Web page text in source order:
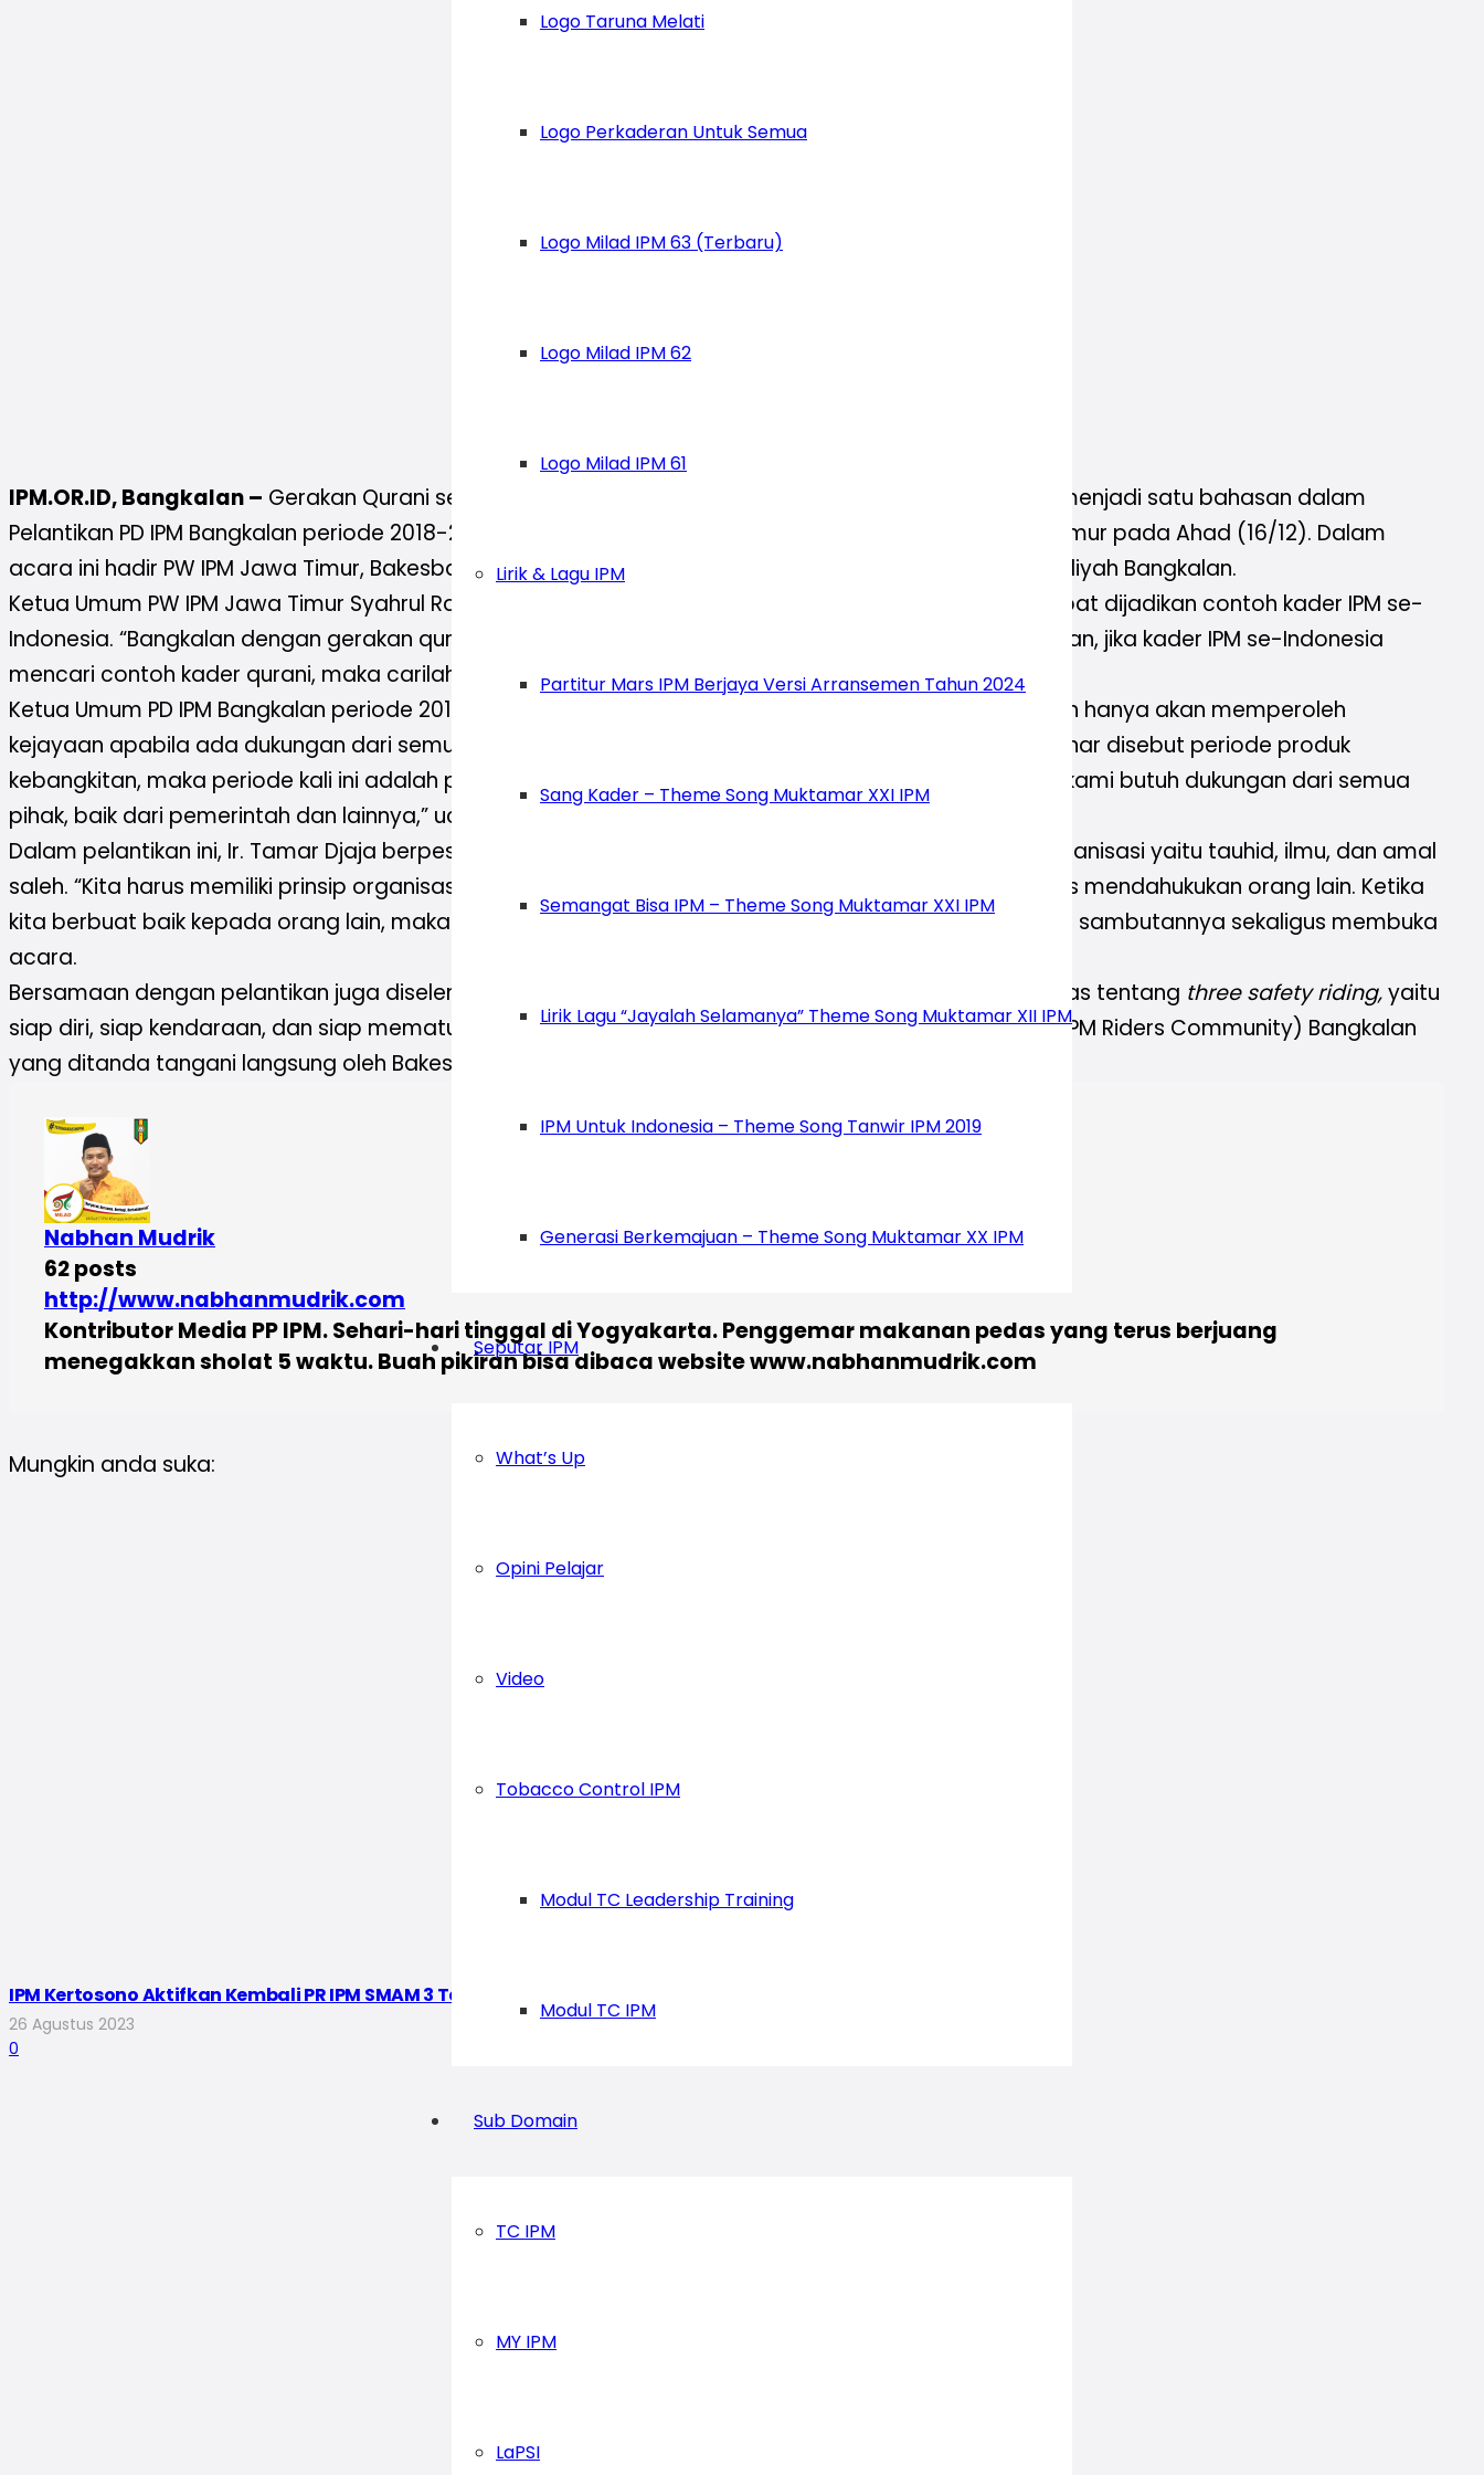
Logo Taruna Melati
Logo Perkaderan Untuk Semua
Logo Milad IPM 63 (Terbaru)
Logo Milad IPM 62
Logo Milad IPM 61
Lirik & Lagu IPM
Partitur Mars IPM Berjaya Versi Arransemen Tahun 2024
Sang Kader – Theme Song Muktamar XXI IPM
Semangat Bisa IPM – Theme Song Muktamar XXI IPM
Lirik Lagu “Jayalah Selamanya” Theme Song Muktamar XII IPM
IPM Untuk Indonesia – Theme Song Tanwir IPM 2019
Generasi Berkemajuan – Theme Song Muktamar XX IPM
Seputar IPM
What’s Up
Opini Pelajar
Video
Tobacco Control IPM
Modul TC Leadership Training
Modul TC IPM
Sub Domain
TC IPM
MY IPM
LaPSI
IPM.OR.ID, Bangkalan – Gerakan Qurani sebagai konsistensi corak pergerakan IPM Bangkalan. Hal ini menjadi satu bahasan dalam
Pelantikan PD IPM Bangkalan periode 2018-2020 di Gedung Paripurna DPRD Bangkalan, Madura, Jawa Timur pada Ahad (16/12). Dalam
acara ini hadir PW IPM Jawa Timur, Bakesbanpol Bangkalan, Kapolda Bangkalan, hingga PD Muhammadiyah Bangkalan.
Ketua Umum PW IPM Jawa Timur Syahrul Ramadhan melanjutkan bahwa gerakan IPM Bangkalan ini dapat dijadikan contoh kader IPM se-
Indonesia. “Bangkalan dengan gerakan qurani ini sudh dipantenkan karena konsistennya. Jika diibaratkan, jika kader IPM se-Indonesia
mencari contoh kader qurani, maka carilah kader Bangkalan,” ujar Syahrul
Ketua Umum PD IPM Bangkalan periode 2018-2020 Bustomi mengatakan bahwa estafet kepemimpinan hanya akan memperoleh
kejayaan apabila ada dukungan dari semua pihak. “Jika di periode sebelumnya, periode Fery Martasonar disebut periode produk
kebangkitan, maka periode kali ini adalah periode kejayaan. Tapi tentunya, untuk mencapai kejayaan kami butuh dukungan dari semua
pihak, baik dari pemerintah dan lainnya,” ucap Bustomi.
Dalam pelantikan ini, Ir. Tamar Djaja berpesan bahwa dalam menakhodai IPM harus dibekali prinsip organisasi yaitu tauhid, ilmu, dan amal
saleh. “Kita harus memiliki prinsip organisasi dalam menakhodai IPM, dalam setiap organisasi kita harus mendahukukan orang lain. Ketika
kita berbuat baik kepada orang lain, maka kita akan mendapatkan keuntungan,” tandas Tamar dalam sambutannya sekaligus membuka
acara.
Bersamaan dengan pelantikan juga diselenggarakan Seminar Keselamatan Lalu Lintas yang membahas tentang three safety riding,yaitu
siap diri, siap kendaraan, dan siap mematuhi aturan lalu lintas. Setelahnya dilanjutkan Peresmian IRC (IPM Riders Community) Bangkalan
yang ditanda tangani langsung oleh Bakesbanpol Bangkalan.
Nabhan Mudrik
62 posts
http://www.nabhanmudrik.com
Kontributor Media PP IPM. Sehari-hari tinggal di Yogyakarta. Penggemar makanan pedas yang terus berjuang
menegakkan sholat 5 waktu. Buah pikiran bisa dibaca website www.nabhanmudrik.com
Mungkin anda suka:
IPM Kertosono Aktifkan Kembali PR IPM SMAM 3 Tanjunganom, Begini Tanggapan Kepala Sekolah
26 Agustus 2023
0